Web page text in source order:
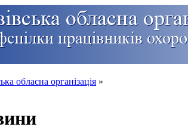
обласна організація »